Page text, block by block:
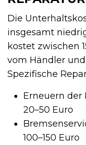
Die
insgesamt
kostet zwischen
vom Händler
Spezifische
Erneuern der
20–50 Euro
100–150 Euro